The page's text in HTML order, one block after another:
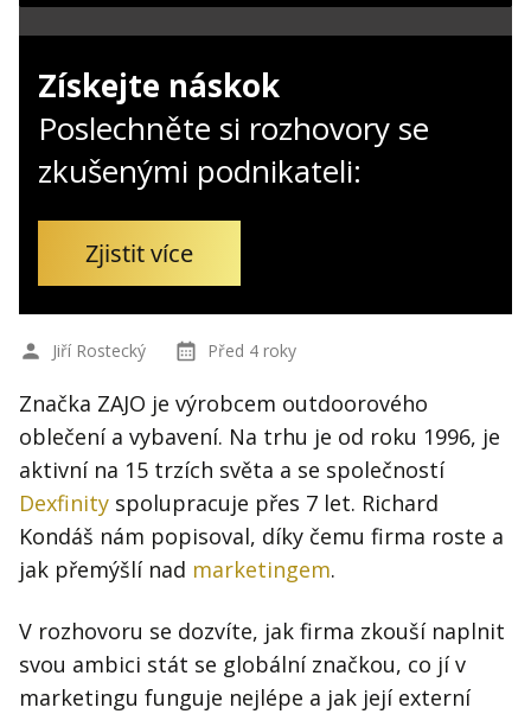
Získejte náskok
Poslechněte si rozhovory se
zkušenými podnikateli:
Zjistit více
Jiří Rostecký Před 4 roky
Značka ZAJO je výrobcem outdoorového
oblečení a vybavení. Na trhu je od roku 1996, je
aktivní na 15 trzích světa a se společností
Dexfinity spolupracuje přes 7 let. Richard
Kondáš nám popisoval, díky čemu firma roste a
jak přemýšlí nad marketingem.
V rozhovoru se dozvíte, jak firma zkouší naplnit
svou ambici stát se globální značkou, co jí v
marketingu funguje nejlépe a jak její externí